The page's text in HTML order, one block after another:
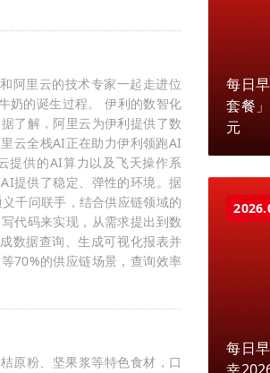
阿里云的技术专家一起走进位
奶的诞生过程。 伊利的数智化
了解，阿里云为伊利提供了数
云全栈AI正在助力伊利领跑AI
提供的AI算力以及飞天操作系
提供了稳定、弹性的环境。据
千问联手，结合供应链领域的
代码来实现，从需求提出到数
数据查询、生成可视化报表并
70%的供应链场景，查询效率
原粉、坚果浆等特色食材，口
每日
套餐
元
每日
幸